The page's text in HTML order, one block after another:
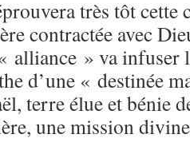
très tôt cette
contractée avec
alliance » va infuser
d’une « destinée
terre élue et bénie
une mission